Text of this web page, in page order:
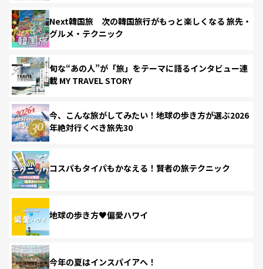
Next韓国旅 次の韓国旅行がもっと楽しくなる 旅先・
グルメ・テクニック
旬な“あの人”が「旅」をテーマに語るインタビュー連
載 MY TRAVEL STORY
今、こんな旅がしてみたい！地球の歩き方が選ぶ2026
年絶対行くべき旅先30
コスパもタイパもかなえる！賢者の旅テクニック
地球の歩き方♥偏愛ハワイ
今年の夏はインスパイアへ！